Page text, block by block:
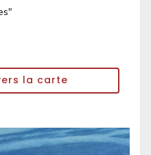
la carte